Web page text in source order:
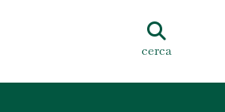
cerca